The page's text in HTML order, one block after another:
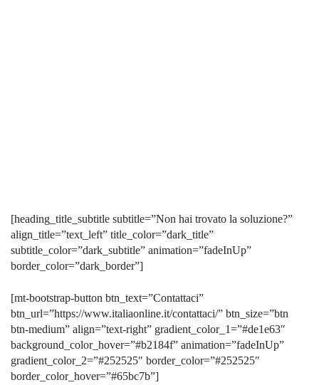
[heading_title_subtitle subtitle=”Non hai trovato la soluzione?”
align_title=”text_left” title_color=”dark_title”
subtitle_color=”dark_subtitle” animation=”fadeInUp”
border_color=”dark_border”]
[mt-bootstrap-button btn_text=”Contattaci”
btn_url=”https://www.italiaonline.it/contattaci/” btn_size=”btn
btn-medium” align=”text-right” gradient_color_1=”#de1e63″
background_color_hover=”#b2184f” animation=”fadeInUp”
gradient_color_2=”#252525″ border_color=”#252525″
border_color_hover=”#65bc7b”]